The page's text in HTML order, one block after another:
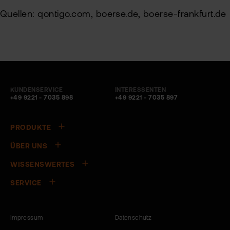
Quellen: qontigo.com, boerse.de, boerse-frankfurt.de
KUNDENSERVICE
+49 9221 - 7035 898
INTERESSENTEN
+49 9221 - 7035 897
PRODUKTE
ÜBER UNS
WISSENSWERTES
SERVICE
Impressum Datenschutz